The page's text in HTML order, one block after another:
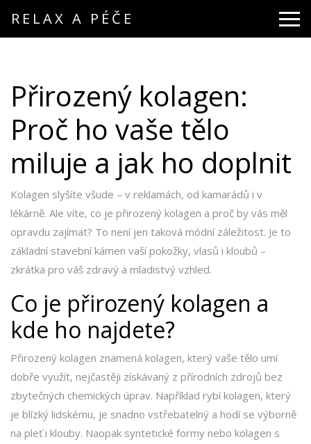
RELAX A PÉČE
Přirozený kolagen:
Proč ho vaše tělo
miluje a jak ho doplnit
Kolagen slyšíte všude – v reklamách, od kamarádů i v
lékárně. Ale víte, co je přirozený kolagen a proč by vás měl
opravdu zajímat? To není jen taková módní záležitost. Je to
základní stavební kámen vaší pokožky, vlasů i kloubů –
zkrátka pro váš zdravý a mladistvý vzhled.
Co je přirozený kolagen a
kde ho najdete?
Přirozený kolagen znamená kolagen, který vaše tělo umí
dobře využít, nejčastěji získávaný z přírodních zdrojů bez
zbytečných chemických úprav. Například rybí kolagen, který
je blízký lidskému, je snadno vstřebatelný a hodí se výborně
na pleť i klouby. Naopak syntetické formy nebo kolagen s